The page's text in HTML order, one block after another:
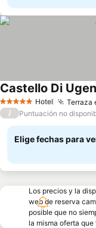
5 Estrellas Hotel Terraza
Castello Di
/ Puntuación no
Elige fechas para
Los precios y la
web de reserva
posible que no
la misma oferta